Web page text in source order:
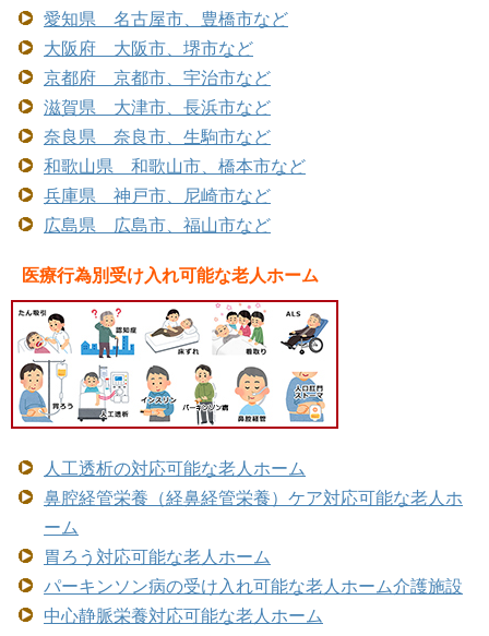
愛知県 名古屋市、豊橋市など
大阪府 大阪市、堺市など
京都府 京都市、宇治市など
滋賀県 大津市、長浜市など
奈良県 奈良市、生駒市など
和歌山県 和歌山市、橋本市など
兵庫県 神戸市、尼崎市など
広島県 広島市、福山市など
医療行為別受け入れ可能な老人ホーム
人工透析の対応可能な老人ホーム
鼻腔経管栄養（経鼻経管栄養）ケア対応可能な老人ホ
ーム
胃ろう対応可能な老人ホーム
パーキンソン病の受け入れ可能な老人ホーム介護施設
中心静脈栄養対応可能な老人ホーム